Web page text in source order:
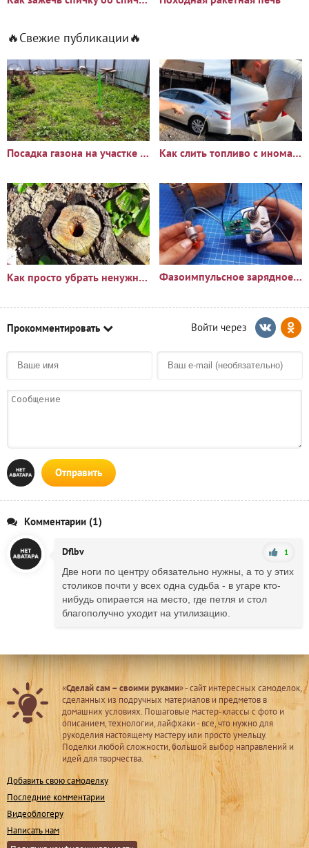
🔥Свежие публикации🔥
Посадка газона на участке с сорняками: опыт и результаты Как слить топливо с иномарки через горловину бака
Как просто убрать ненужный пень?🪵 Фазоимпульсное зарядное устройство своими руками
Прокомментировать
Отправить
Комментарии (1)
Dflbv 1
Две ноги по центру обязательно нужны, а то у этих
столиков почти у всех одна судьба - в угаре кто-
нибудь опирается на место, где петля и стол
благополучно уходит на утилизацию.
«Сделай сам – своими руками» - сайт интересных самоделок,
сделанных из подручных материалов и предметов в
домашних условиях. Пошаговые мастер-классы с фото и
описанием, технологии, лайфхаки - все, что нужно для
рукоделия настоящему мастеру или просто умельцу.
Поделки любой сложности, большой выбор направлений и
идей для творчества.
Добавить свою самоделку
Последние комментарии
Видеоблогеру
Написать нам